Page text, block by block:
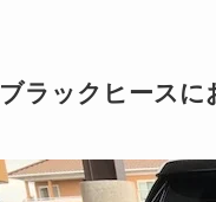
ブラックヒースに